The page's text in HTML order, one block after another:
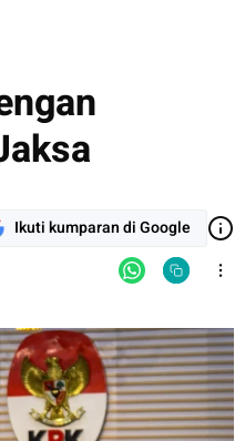
Ikuti kumparan di Google